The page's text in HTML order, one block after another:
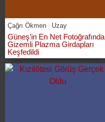
Çağrı Ökmen Uzay
Güneş’in En Net Fotoğrafında
Gizemli Plazma Girdapları
Keşfedildi